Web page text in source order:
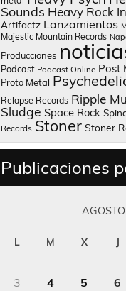
Sounds Heavy Rock
Artifactz Lanzamientos
Majestic Mountain Records
Producciones
Podcast Podcast Online Post
Proto Metal
Relapse Records Ripple
Sludge Space Rock
Records Stoner Stoner
Publicaciones
L M X J
3
4 5 6